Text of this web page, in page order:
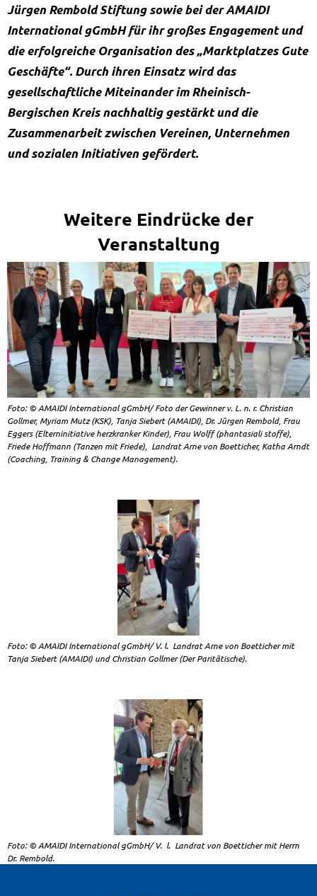
Jürgen Rembold Stiftung sowie bei der AMAIDI
International gGmbH für ihr großes Engagement und
die erfolgreiche Organisation des „Marktplatzes Gute
Geschäfte“. Durch ihren Einsatz wird das
gesellschaftliche Miteinander im Rheinisch-
Bergischen Kreis nachhaltig gestärkt und die
Zusammenarbeit zwischen Vereinen, Unternehmen
und sozialen Initiativen gefördert.
Weitere Eindrücke der
Veranstaltung
Foto: © AMAIDI International gGmbH/ Foto der Gewinner v. L. n. r. Christian
Gollmer, Myriam Mutz (KSK), Tanja Siebert (AMAIDI), Dr. Jürgen Rembold, Frau
Eggers (Elterninitiative herzkranker Kinder), Frau Wolff (phantasiali stoffe),
Friede Hoffmann (Tanzen mit Friede), Landrat Arne von Boetticher, Katha Arndt
(Coaching, Training & Change Management).
Foto: © AMAIDI International gGmbH/ V. l. Landrat Arne von Boetticher mit
Tanja Siebert (AMAIDI) und Christian Gollmer (Der Paritätische).
Foto: © AMAIDI International gGmbH/ V. l. Landrat von Boetticher mit Herrn
Dr. Rembold.